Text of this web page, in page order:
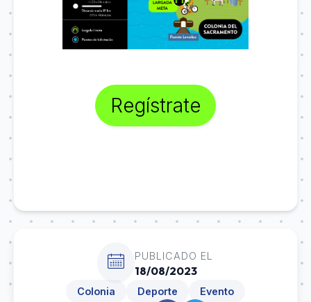
Regístrate
PUBLICADO EL
18/08/2023
Colonia Deporte
Evento